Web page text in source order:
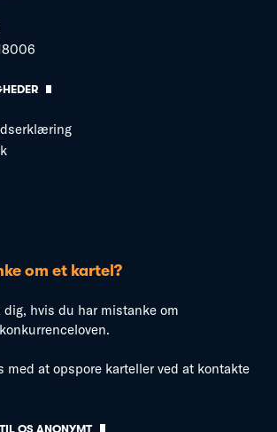
om et kartel?
dig, hvis du har mistanke om
at opspore karteller ved at kontakte
OS ANONYMT